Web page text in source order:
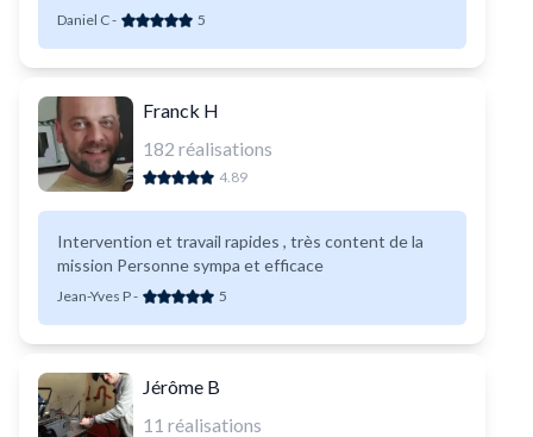
Daniel C- 5
Franck H
182 réalisations
4.89
Intervention et travail rapides , très content de la
mission Personne sympa et efficace
Jean-Yves P- 5
Jérôme B
11 réalisations